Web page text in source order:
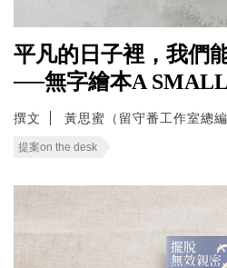
平凡的日子裡，我們
──無字繪本A
撰文 黃思蜜（留守番工作室總編
提案on the desk